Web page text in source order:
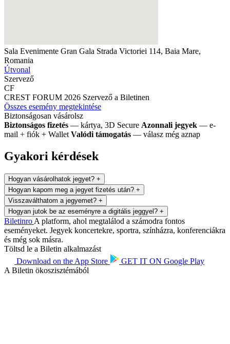
Sala Evenimente Gran Gala Strada Victoriei 114, Baia Mare,
Romania
Útvonal
Szervező
CF
CREST FORUM 2026 Szervező a Biletinen
Összes esemény megtekintése
Biztonságosan vásárolsz
Biztonságos fizetés — kártya, 3D Secure Azonnali jegyek — e-
mail + fiók + Wallet Valódi támogatás — válasz még aznap
Gyakori kérdések
Hogyan vásárolhatok jegyet? +
Hogyan kapom meg a jegyet fizetés után? +
Visszaválthatom a jegyemet? +
Hogyan jutok be az eseményre a digitális jeggyel? +
Biletinro A platform, ahol megtalálod a számodra fontos
eseményeket. Jegyek koncertekre, sportra, színházra, konferenciákra
és még sok másra.
Töltsd le a Biletin alkalmazást
Download on the App Store GET IT ON Google Play
A Biletin ökoszisztémából